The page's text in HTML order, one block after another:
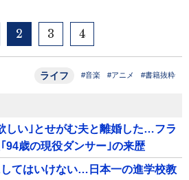
2 3 4
ライフ #音楽 #アニメ #書籍抜粋
しい｣とせがむ夫と離婚した…フラ
94歳の現役ダンサー｣の来歴
てはいけない…日本一の進学校教